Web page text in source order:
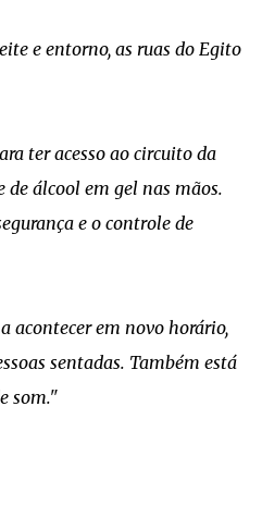
e entorno, as ruas do Egito
ter acesso ao circuito da
de álcool em gel nas mãos.
e o controle de
acontecer em novo horário,
sentadas. Também está
som."